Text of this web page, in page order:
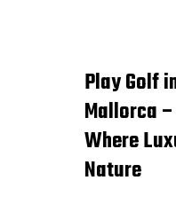
Play Golf
Mallorca –
Where
Nature